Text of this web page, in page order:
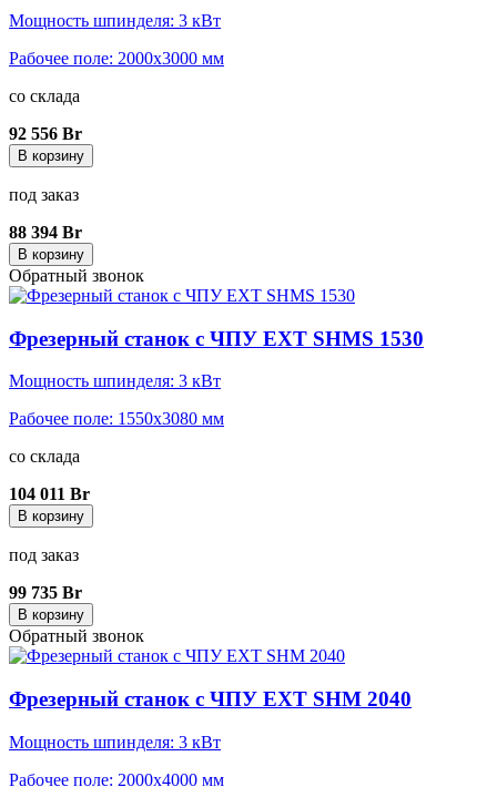
Мощность шпинделя: 3 кВт
Рабочее поле: 2000x3000 мм
со склада
92 556 Br
В корзину
под заказ
88 394 Br
В корзину
Обратный звонок
Фрезерный станок с ЧПУ EXT SHMS 1530
Мощность шпинделя: 3 кВт
Рабочее поле: 1550x3080 мм
со склада
104 011 Br
В корзину
под заказ
99 735 Br
В корзину
Обратный звонок
Фрезерный станок с ЧПУ EXT SHM 2040
Мощность шпинделя: 3 кВт
Рабочее поле: 2000x4000 мм